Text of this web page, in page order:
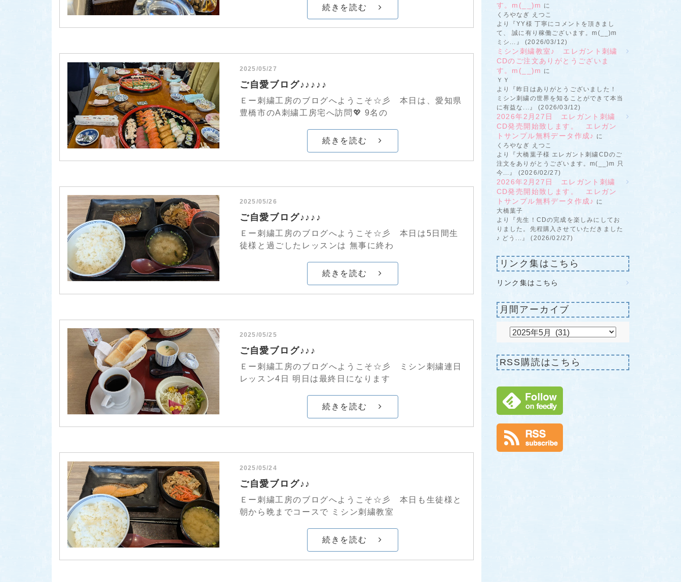
続きを読む
2025/05/27
ご自愛ブログ♪♪♪♪♪
Ｅー刺繍工房のブログへようこそ☆彡 本日は、愛知県
豊橋市のA刺繍工房宅へ訪問💖 9名の
続きを読む
2025/05/26
ご自愛ブログ♪♪♪♪
Ｅー刺繍工房のブログへようこそ☆彡 本日は5日間生
徒様と過ごしたレッスンは 無事に終わ
続きを読む
2025/05/25
ご自愛ブログ♪♪♪
Ｅー刺繍工房のブログへようこそ☆彡 ミシン刺繍連日
レッスン4日 明日は最終日になります
続きを読む
2025/05/24
ご自愛ブログ♪♪
Ｅー刺繍工房のブログへようこそ☆彡 本日も生徒様と
朝から晩までコースで ミシン刺繍教室
続きを読む
す。m(__)m に
くろやなぎ えつこ
より『YY様 丁寧にコメントを頂きまし
て、 誠に有り稼働ございます。m(__)m
ミシ...』 (2026/03/12)
ミシン刺繍教室♪ エレガント刺繍
CDのご注文ありがとうございま
す。m(__)m に
ＹＹ
より『昨日はありがとうございました！
ミシン刺繍の世界を知ることができて本当
に有益な...』 (2026/03/12)
2026年2月27日 エレガント刺繍
CD発売開始致します。 エレガン
トサンプル無料データ作成♪ に
くろやなぎ えつこ
より『大橋葉子様 エレガント刺繍CDのご
注文をありがとうございます。m(__)m 只
今...』 (2026/02/27)
2026年2月27日 エレガント刺繍
CD発売開始致します。 エレガン
トサンプル無料データ作成♪ に
大橋葉子
より『先生！CDの完成を楽しみにしてお
りました。先程購入させていただきました
♪ どう...』 (2026/02/27)
リンク集はこちら
リンク集はこちら
月間アーカイブ
RSS購読はこちら